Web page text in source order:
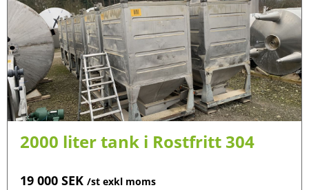
2000 liter tank i Rostfritt 304
19 000 SEK /st exkl moms